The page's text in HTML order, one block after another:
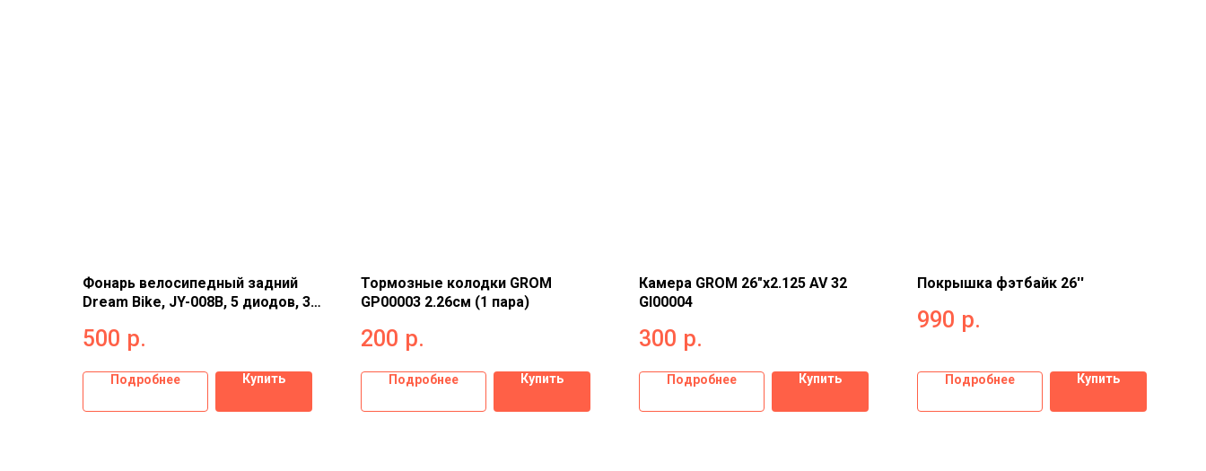
Фонарь велосипедный задний
Dream Bike, JY-008B, 5 диодов, 3
500 р.
Подробнее Купить
Тормозные колодки GROM
GP00003 2.26см (1 пара)
200 р.
Подробнее Купить
Камера GROM 26"x2.125 AV 32
GI00004
300 р.
Подробнее Купить
Покрышка фэтбайк 26''
990 р.
Подробнее Купить